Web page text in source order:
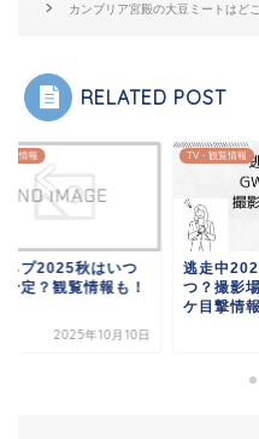
カンブリア宮殿の大豆ミートはど
RELATED POST
覧情報
ネプ2025秋はいつ
予定？観覧情報も！
2025年10月10日
TV・観覧情報
逃走中
つ？撮影
ケ目撃情